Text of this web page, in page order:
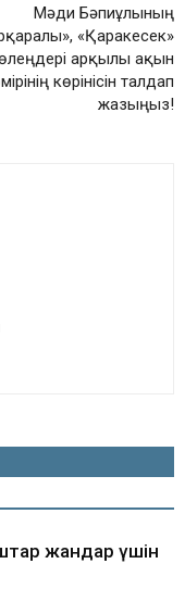
Мәди Бәпиұлының
«Қаракесек»
арқылы ақын
көрінісін талдап
жазыңыз!
жандар үшін